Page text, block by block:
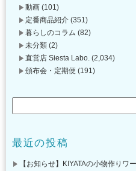
動画 (101)
定番商品紹介 (351)
暮らしのコラム (82)
未分類 (2)
直営店 Siesta Labo. (2,034)
頒布会・定期便 (191)
最近の投稿
【お知らせ】KIYATAの小物作りワ